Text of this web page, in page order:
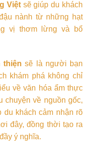
Việtsẽ giúp du khách
nành từ những hạt
vị thơm lừng và bổ
thiện sẽ là người bạn
khám phá không chỉ
về văn hóa ẩm thực
chuyện về nguồn gốc,
du khách cảm nhận rõ
đây, đồng thời tạo ra
ý nghĩa.